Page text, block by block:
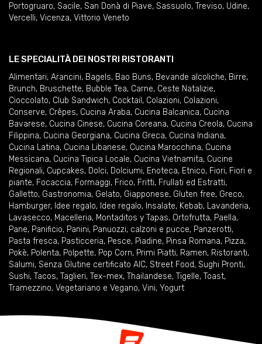
Portogruaro, Sacile, San Donà di Piave, Sassuolo, Treviso, Udine,
Vercelli, Vicenza, Vittorio Veneto
LE SPECIALITÀ DEI NOSTRI RISTORANTI
Alimentari, Arancini, Bagels, Bao Buns, Bevande alcoliche, Birre,
Brunch, Bruschette, Bubble Tea, Carne, Ceste Natalizie,
Cioccolato, Club Sandwich, Cocktail , Colazioni, Colazioni,
Conserve, Crêpes, Cucina Araba, Cucina Balcanica, Cucina
Bavarese, Cucina Cinese, Cucina Coreana, Cucina Creola, Cucina
Filippina, Cucina Georgiana, Cucina Greca, Cucina Indiana,
Cucina Latina, Cucina Libanese, Cucina Marocchina, Cucina
Messicana, Cucina Tipica Locale, Cucina Vietnamita, Cucine
Regionali, Cupcakes, Dolci, Dolciumi, Enoteca, Etnico, Fiori, Fiori e
piante, Focaccia, Formaggi, Frico, Fritti, Frullati ed Estratti,
Galletto, Gastronomia, Gelato, Giapponese, Gluten free, Greco,
Hamburger, Idee regalo, Idee regalo, Insalate, Kebab, Lavanderia,
Lavasecco, Macelleria, Montaditos y Tapas, Ortofrutta, Paella,
Pane, Panificio, Panini, Panuozzi, calzoni e pucce, Panzerotti,
Pasta fresca, Pasticceria, Pesce, Piadine, Pinsa Romana, Pizza,
Pokè, Polenta, Polpette, Pop Corn, Primi Piatti, Ramen, Ristoranti,
Salumi, Senza Glutine certificato AIC, Street Food, Sughi Pronti,
Sushi, Tacos, Taglieri, Tex-mex, Thailandese, Tigelle, Toast,
Tramezzino, Vegetariano e Vegano, Vini, Yogurt